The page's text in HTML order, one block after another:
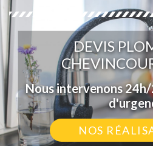
DEVIS
Nous intervenons
NOS